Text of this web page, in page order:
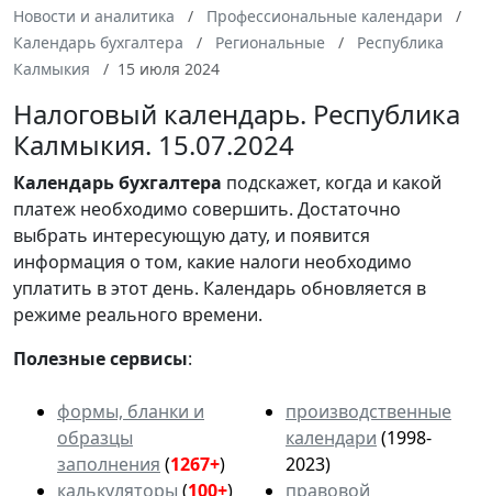
Новости и аналитика
Профессиональные календари
Календарь бухгалтера
Региональные
Республика
Калмыкия
15 июля 2024
Налоговый календарь. Республика
Калмыкия. 15.07.2024
Календарьбухгалтера подскажет, когда и какой
платеж необходимо совершить. Достаточно
выбрать интересующую дату, и появится
информация о том, какие налоги необходимо
уплатить в этот день. Календарь обновляется в
режиме реального времени.
Полезные сервисы:
формы, бланки и
образцы
заполнения (1267+)
калькуляторы (100+)
производственные
календари (1998-
2023)
правовой